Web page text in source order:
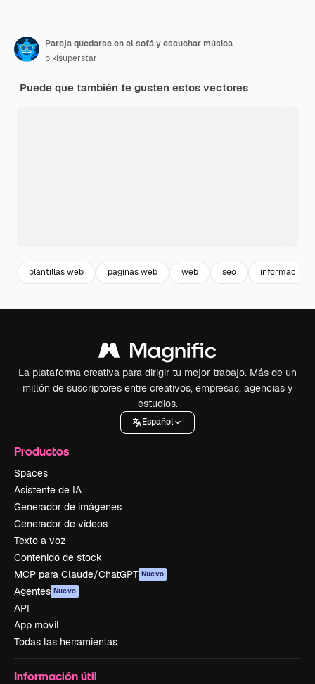
Pareja quedarse en el sofá y escuchar música
pikisuperstar
Puede que también te gusten estos vectores
plantillas web paginas web web seo informacion
La plataforma creativa para dirigir tu mejor trabajo. Más de un
millón de suscriptores entre creativos, empresas, agencias y
estudios.
Español
Productos
Spaces
Asistente de IA
Generador de imágenes
Generador de vídeos
Texto a voz
Contenido de stock
MCP para Claude/ChatGPT Nuevo
Agentes Nuevo
API
App móvil
Todas las herramientas
Información útil